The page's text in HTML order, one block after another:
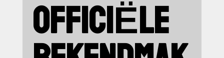
OFFICIËLE